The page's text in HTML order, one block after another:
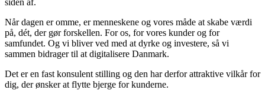
Når dagen er omme, er menneskene og vores måde at skabe værdi
på, dét, der gør forskellen. For os, for vores kunder og for
samfundet. Og vi bliver ved med at dyrke og investere, så vi
sammen bidrager til at digitalisere Danmark.
Det er en fast konsulent stilling og den har derfor attraktive vilkår for
dig, der ønsker at flytte bjerge for kunderne.